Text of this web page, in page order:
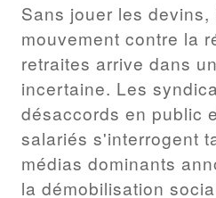
Sans jouer les
mouvement contre la
retraites arrive dans
incertaine. Les
désaccords en public
salariés s'interrogent
médias dominants
la démobilisation